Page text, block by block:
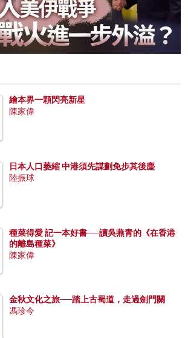
繪本界一顆閃亮新星
陳家偉
日本人口萎縮 中港須先謀劃免步其後塵
陸振球
種菜得愛 記一本好書──讀吳燕青的《在香港
的離島種菜》
陳家偉
金秋文化之旅──踏上古蜀道，走過劍門關
馮珍今